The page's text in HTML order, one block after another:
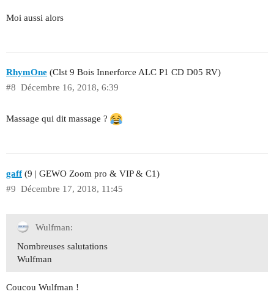
Moi aussi alors
RhymOne (Clst 9 Bois Innerforce ALC P1 CD D05 RV)
Décembre 16, 2018, 6:39
#8
Massage qui dit massage ?
gaff(9 | GEWO Zoom pro & VIP & C1)
Décembre 17, 2018, 11:45
#9
Wulfman:
Nombreuses salutations
Wulfman
Coucou Wulfman !